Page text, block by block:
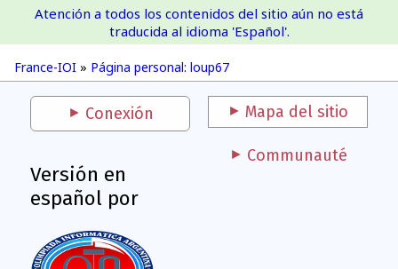
France-IOI
France-IOI » Página personal: loup67
Atención a todos los contenidos del sitio aún no está
traducida al idioma 'Español'.
Conexión Mapa del sitio
Versión en
español por
Communauté